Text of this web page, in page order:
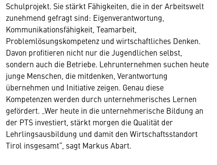
Schulprojekt. Sie stärkt Fähigkeiten, die in der Arbeitswelt
zunehmend gefragt sind: Eigenverantwortung,
Kommunikationsfähigkeit, Teamarbeit,
Problemlösungskompetenz und wirtschaftliches Denken.
Davon profitieren nicht nur die Jugendlichen selbst,
sondern auch die Betriebe. Lehrunternehmen suchen heute
junge Menschen, die mitdenken, Verantwortung
übernehmen und Initiative zeigen. Genau diese
Kompetenzen werden durch unternehmerisches Lernen
gefördert. „Wer heute in die unternehmerische Bildung an
der PTS investiert, stärkt morgen die Qualität der
Lehrlingsausbildung und damit den Wirtschaftsstandort
Tirol insgesamt“, sagt Markus Abart.